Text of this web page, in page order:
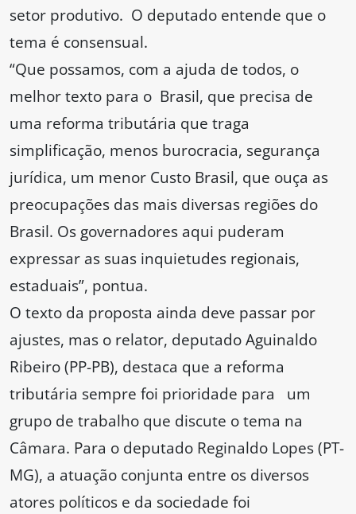
setor produtivo. O deputado entende que o
tema é consensual.
“Que possamos, com a ajuda de todos, o
melhor texto para o Brasil, que precisa de
uma reforma tributária que traga
simplificação, menos burocracia, segurança
jurídica, um menor Custo Brasil, que ouça as
preocupações das mais diversas regiões do
Brasil. Os governadores aqui puderam
expressar as suas inquietudes regionais,
estaduais”, pontua.
O texto da proposta ainda deve passar por
ajustes, mas o relator, deputado Aguinaldo
Ribeiro (PP-PB), destaca que a reforma
tributária sempre foi prioridade para um
grupo de trabalho que discute o tema na
Câmara. Para o deputado Reginaldo Lopes (PT-
MG), a atuação conjunta entre os diversos
atores políticos e da sociedade foi